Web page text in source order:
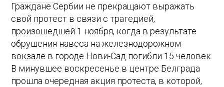
Граждане Сербии не прекращают выражать
свой протест в связи с трагедией,
произошедшей 1 ноября, когда в результате
обрушения навеса на железнодорожном
вокзале в городе Нови-Сад погибли 15 человек.
В минувшее воскресенье в центре Белграда
прошла очередная акция протеста, в которой,